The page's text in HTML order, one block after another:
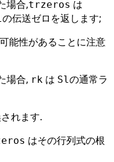
場合,trzeros は
の伝送ゼロを返します;
能性があることに注意
場合, rk は Slの通常ラ
れます.
はその行列式の根